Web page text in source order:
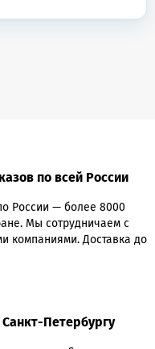
по всей России
России — более 8000
Мы сотрудничаем с
компаниями. Доставка до
Петербургу